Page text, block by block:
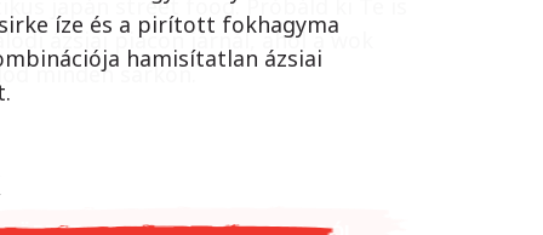
japán street food. Próbáld ki Te is
ázsiai piacon járnál, ahol a wok
minden sarkon.
íze és a pirított fokhagyma
hamisítatlan ázsiai